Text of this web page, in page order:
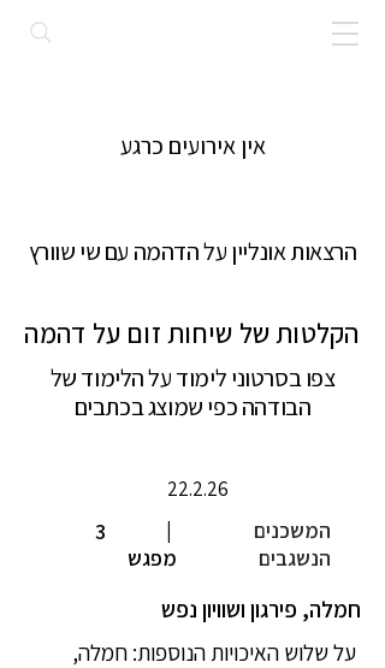
אין אירועים כרגע
הרצאות אונליין על הדהמה עם שי שוורץ
הקלטות של שיחות זום על דהמה
צפו בסרטוני לימוד על הלימוד של
הבודהה כפי שמוצג בכתבים
22.2.26
המשכנים
הנשגבים
3
|
מפגש
חמלה, פירגון ושוויון נפש
על שלוש האיכויות הנוספות: חמלה,